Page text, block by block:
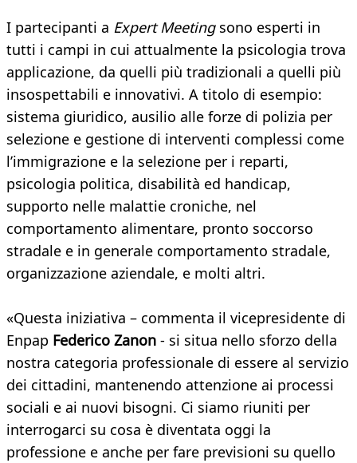
I partecipanti a Expert Meeting sono esperti in
tutti i campi in cui attualmente la psicologia trova
applicazione, da quelli più tradizionali a quelli più
insospettabili e innovativi. A titolo di esempio:
sistema giuridico, ausilio alle forze di polizia per
selezione e gestione di interventi complessi come
l’immigrazione e la selezione per i reparti,
psicologia politica, disabilità ed handicap,
supporto nelle malattie croniche, nel
comportamento alimentare, pronto soccorso
stradale e in generale comportamento stradale,
organizzazione aziendale, e molti altri.
«Questa iniziativa – commenta il vicepresidente di
Enpap Federico Zanon - si situa nello sforzo della
nostra categoria professionale di essere al servizio
dei cittadini, mantenendo attenzione ai processi
sociali e ai nuovi bisogni. Ci siamo riuniti per
interrogarci su cosa è diventata oggi la
professione e anche per fare previsioni su quello